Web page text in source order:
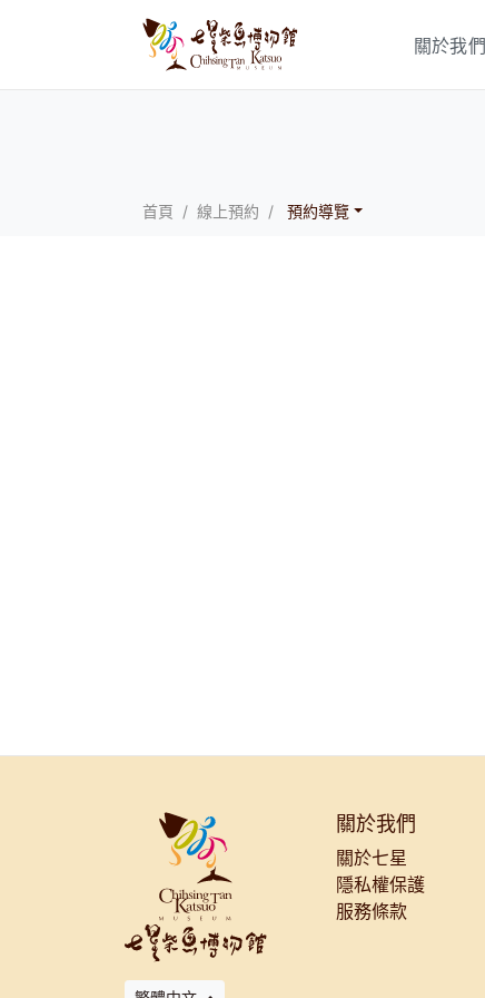
關於我們
首頁 線上預約 預約導覽
關於我們
關於七星
隱私權保護
服務條款